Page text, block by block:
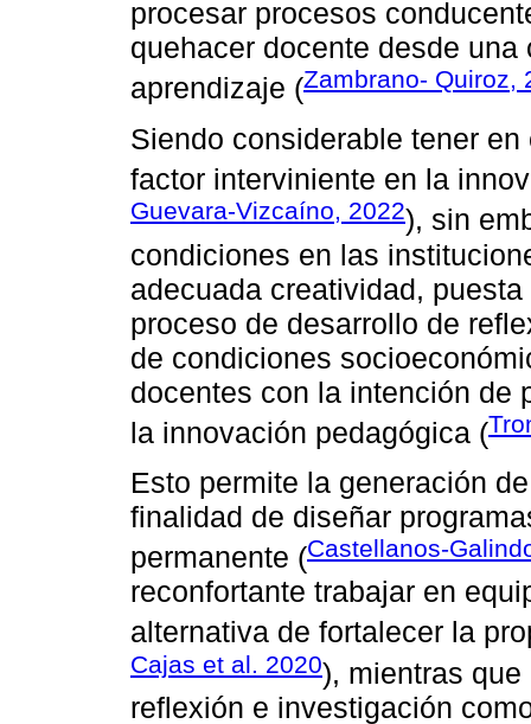
procesar procesos
quehacer docente desde
aprendizaje (Zambrano- Quiroz,
Siendo considerable tener
factor interviniente en la
Guevara-Vizcaíno, 2022), sin
condiciones en las
adecuada creatividad,
proceso de desarrollo de
de condiciones
docentes con la intención de
la innovación pedagógica (
Esto permite la generación
finalidad de diseñar
permanente (Castellanos-
reconfortante trabajar en
alternativa de fortalecer la
Cajas et al. 2020), mientras
reflexión e investigación